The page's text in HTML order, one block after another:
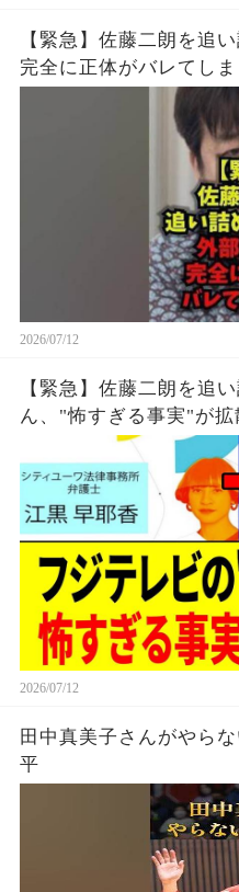
【緊急】佐藤二朗を追
完全に正体がバレてし
2026/07/12
【緊急】佐藤二朗を追
ん、"怖すぎる事実"が
2026/07/12
田中真美子さんがやら
平